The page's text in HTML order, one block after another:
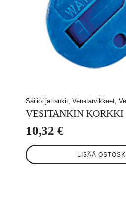
Säiliöt ja tankit, Venetarvikkeet,
VESITANKIN KORKKI
10,32 €
LISÄÄ